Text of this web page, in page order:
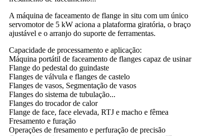
A máquina de faceamento de flange in situ com um único
servomotor de 5 kW aciona a plataforma giratória, o braço
ajustável e o arranjo do suporte de ferramentas.
Capacidade de processamento e aplicação:
Máquina portátil de faceamento de flanges capaz de usinar
Flange do pedestal do guindaste
Flanges de válvula e flanges de castelo
Flanges de vasos, Segmentação de vasos
Flanges do sistema de tubulação...
Flanges do trocador de calor
Flange de face, face elevada, RTJ e macho e fêmea
Fresamento e furação
Operações de fresamento e perfuração de precisão